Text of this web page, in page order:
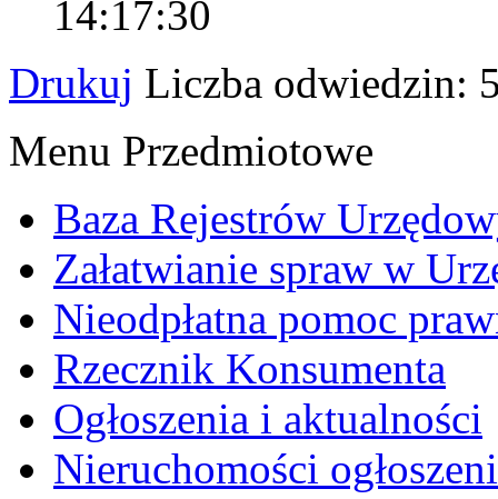
14:17:30
Drukuj Liczba odwiedzin:
Menu Przedmiotowe
Baza Rejestrów
Załatwianie spraw w
Nieodpłatna pomoc
Rzecznik Konsumenta
Ogłoszenia i aktualności
Nieruchomości